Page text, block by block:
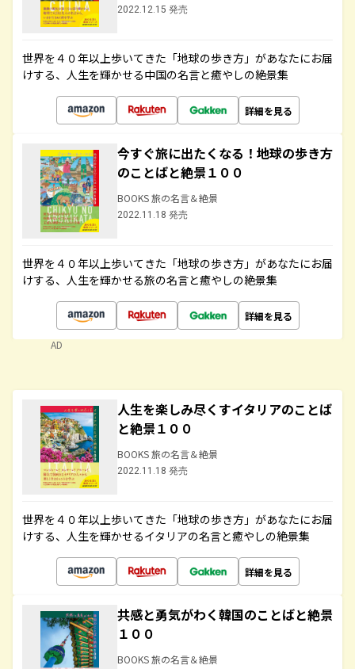
2022.12.15 発売
世界を４０年以上歩いてきた「地球の歩き方」があなたにお届
けする、人生を輝かせる中国の名言と癒やしの絶景集
詳細を見る
今すぐ旅に出たくなる！地球の歩き方
のことばと絶景１００
BOOKS 旅の名言＆絶景
2022.11.18 発売
世界を４０年以上歩いてきた「地球の歩き方」があなたにお届
けする、人生を輝かせる旅の名言と癒やしの絶景集
詳細を見る
AD
人生を楽しみ尽くすイタリアのことば
と絶景１００
BOOKS 旅の名言＆絶景
2022.11.18 発売
世界を４０年以上歩いてきた「地球の歩き方」があなたにお届
けする、人生を輝かせるイタリアの名言と癒やしの絶景集
詳細を見る
共感と勇気がわく韓国のことばと絶景
１００
BOOKS 旅の名言＆絶景